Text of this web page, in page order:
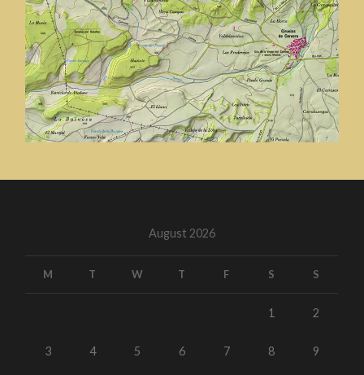
August 2026
M T W T F S S
1 2
3 4 5 6 7 8 9